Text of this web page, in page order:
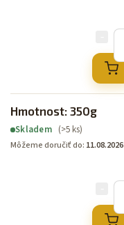
Hmotnost: 350g
Skladem (>5 ks)
Môžeme doručiť do: 11.08.2026